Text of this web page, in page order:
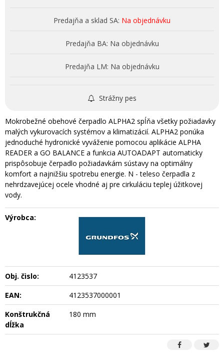
Predajňa a sklad SA: Na objednávku
Predajňa BA: Na objednávku
Predajňa LM: Na objednávku
Strážny pes
Mokrobežné obehové čerpadlo ALPHA2 spĺňa všetky požiadavky
malých vykurovacích systémov a klimatizácií. ALPHA2 ponúka
jednoduché hydronické vyváženie pomocou aplikácie ALPHA
READER a GO BALANCE a funkcia AUTOADAPT automaticky
prispôsobuje čerpadlo požiadavkám sústavy na optimálny
komfort a najnižšiu spotrebu energie. N - teleso čerpadla z
nehrdzavejúcej ocele vhodné aj pre cirkuláciu teplej úžitkovej
vody.
Výrobca:
Obj. čislo:
4123537
EAN:
4123537000001
Konštrukčná
dĺžka
180 mm